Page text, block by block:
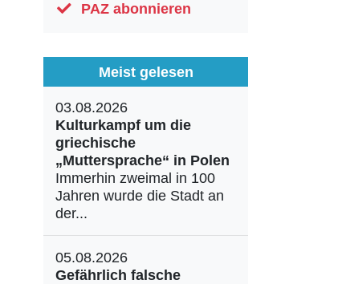
PAZ abonnieren
Meist gelesen
03.08.2026
Kulturkampf um die
griechische
„Muttersprache“ in Polen
Immerhin zweimal in 100
Jahren wurde die Stadt an
der...
05.08.2026
Gefährlich falsche